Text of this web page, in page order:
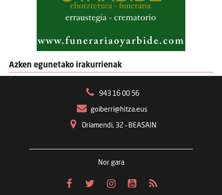
Azken egunetako irakurrienak
943 16 00 56
goiberri@hitza.eus
Oriamendi, 32 – BEASAIN
Nor gara